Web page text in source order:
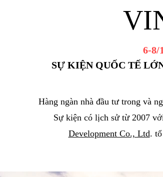
6-8/
SỰ KIỆN QUỐC TẾ
Hàng ngàn nhà đầu tư trong và
Sự kiện có lịch sử từ 2007
Development Co., Ltd.